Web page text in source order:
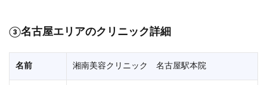
③名古屋エリアのクリニック詳細
名前 湘南美容クリニック 名古屋駅本院